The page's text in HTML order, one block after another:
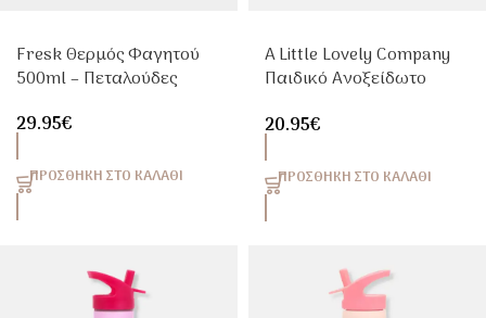
Fresk Θερμός Φαγητού
500ml – Πεταλούδες
29.95€
ΠΡΟΣΘΉΚΗ ΣΤΟ ΚΑΛΆΘΙ
A Little Lovely Company
Παιδικό Ανοξείδωτο
Strawberries 350ml Με
20.95€
ΠΡΟΣΘΉΚΗ ΣΤΟ ΚΑΛΆΘΙ